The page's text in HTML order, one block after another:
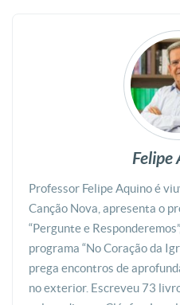
Felipe
Professor Felipe Aquino é
Canção Nova, apresenta o
“Pergunte e
programa “No Coração da
prega encontros de
no exterior. Escreveu 73